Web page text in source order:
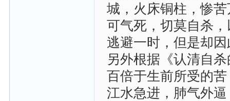
城，火床铜柱，惨
可气死，切莫自杀
逃避一时，但是却
另外根据《认清自
百倍于生前所受的
江水急进，肺气外